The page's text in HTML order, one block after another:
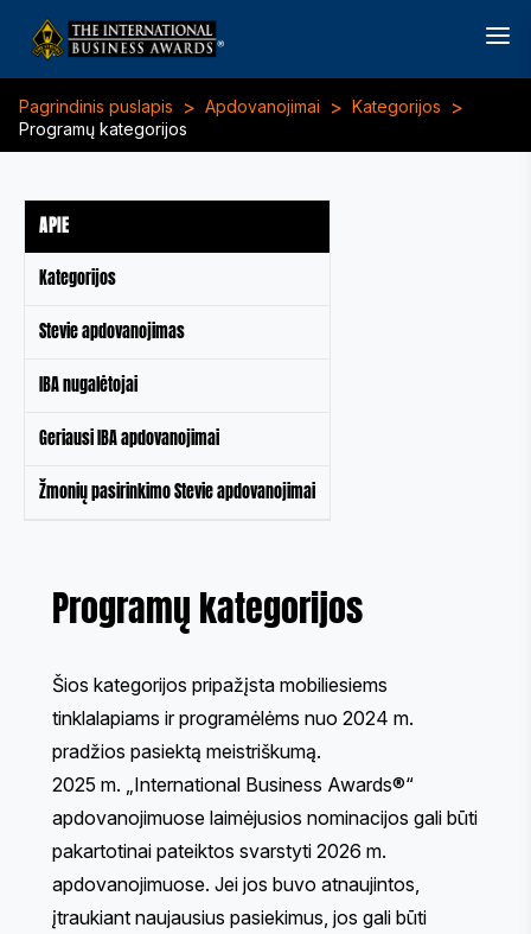
Pagrindinis puslapis > Apdovanojimai > Kategorijos >
Programų kategorijos
APIE
Kategorijos
Stevie apdovanojimas
IBA nugalėtojai
Geriausi IBA apdovanojimai
Žmonių pasirinkimo Stevie apdovanojimai
Programų kategorijos
Šios kategorijos pripažįsta mobiliesiems
tinklalapiams ir programėlėms nuo 2024 m.
pradžios pasiektą meistriškumą.
2025 m. „International Business Awards®“
apdovanojimuose laimėjusios nominacijos gali būti
pakartotinai pateiktos svarstyti 2026 m.
apdovanojimuose. Jei jos buvo atnaujintos,
įtraukiant naujausius pasiekimus, jos gali būti